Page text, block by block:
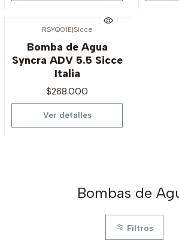
RSYQ01E|Sicce
Bomba de Agua
Syncra ADV 5.5 Sicce
Italia
$268.000
Ver detalles
Bombas de
Filtros